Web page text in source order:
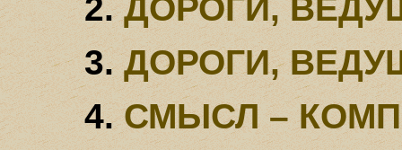
ДОРОГИ,
ДОРОГИ,
СМЫСЛ –